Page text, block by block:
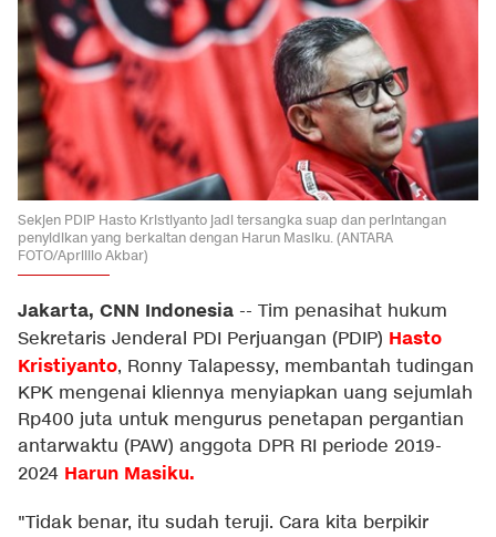
Sekjen PDIP Hasto Kristiyanto jadi tersangka suap dan perintangan
penyidikan yang berkaitan dengan Harun Masiku. (ANTARA
FOTO/Aprillio Akbar)
Jakarta, CNN Indonesia -- Tim penasihat hukum
Sekretaris Jenderal PDI Perjuangan (PDIP) Hasto
Kristiyanto, Ronny Talapessy, membantah tudingan
KPK mengenai kliennya menyiapkan uang sejumlah
Rp400 juta untuk mengurus penetapan pergantian
antarwaktu (PAW) anggota DPR RI periode 2019-
2024 Harun Masiku.
"Tidak benar, itu sudah teruji. Cara kita berpikir